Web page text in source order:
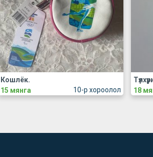
10-р хороолол
Кошлёк.
15 мянга
18